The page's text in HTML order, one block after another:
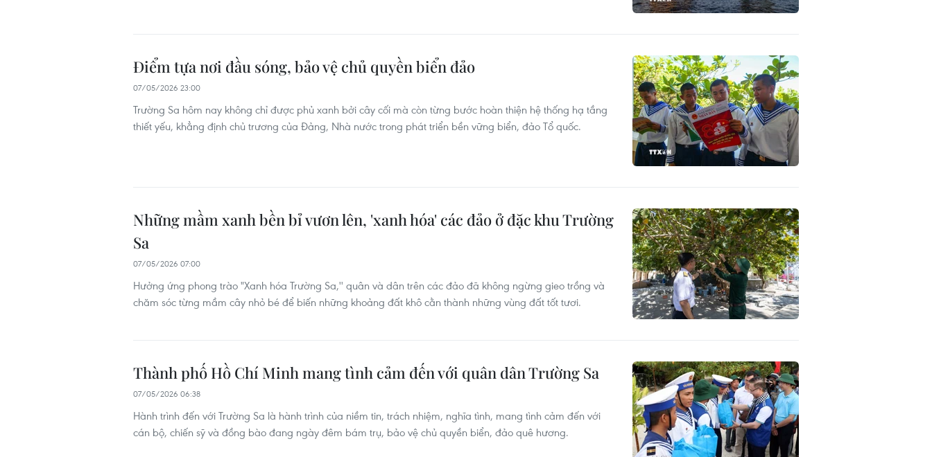
Điểm tựa nơi đầu sóng, bảo vệ chủ quyền biển đảo
07/05/2026 23:00
Trường Sa hôm nay không chỉ được phủ xanh bởi cây cối mà còn từng bước hoàn thiện hệ thống hạ tầng
thiết yếu, khẳng định chủ trương của Đảng, Nhà nước trong phát triển bền vững biển, đảo Tổ quốc.
Những mầm xanh bền bỉ vươn lên, 'xanh hóa' các đảo ở đặc khu Trường
Sa
07/05/2026 07:00
Hưởng ứng phong trào "Xanh hóa Trường Sa,'' quân và dân trên các đảo đã không ngừng gieo trồng và
chăm sóc từng mầm cây nhỏ bé để biến những khoảng đất khô cằn thành những vùng đất tốt tươi.
Thành phố Hồ Chí Minh mang tình cảm đến với quân dân Trường Sa
07/05/2026 06:38
Hành trình đến với Trường Sa là hành trình của niềm tin, trách nhiệm, nghĩa tình, mang tình cảm đến với
cán bộ, chiến sỹ và đồng bào đang ngày đêm bám trụ, bảo vệ chủ quyền biển, đảo quê hương.